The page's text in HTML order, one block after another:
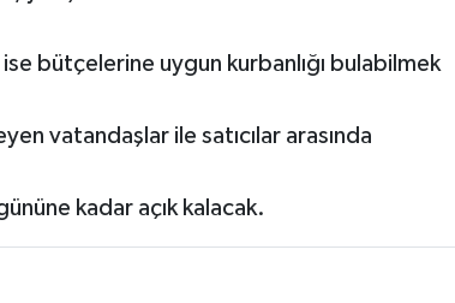
bütçelerine uygun kurbanlığı bulabilmek
vatandaşlar ile satıcılar arasında
kadar açık kalacak.